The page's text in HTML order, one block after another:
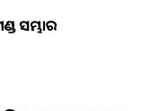
ସମ୍ଭାର